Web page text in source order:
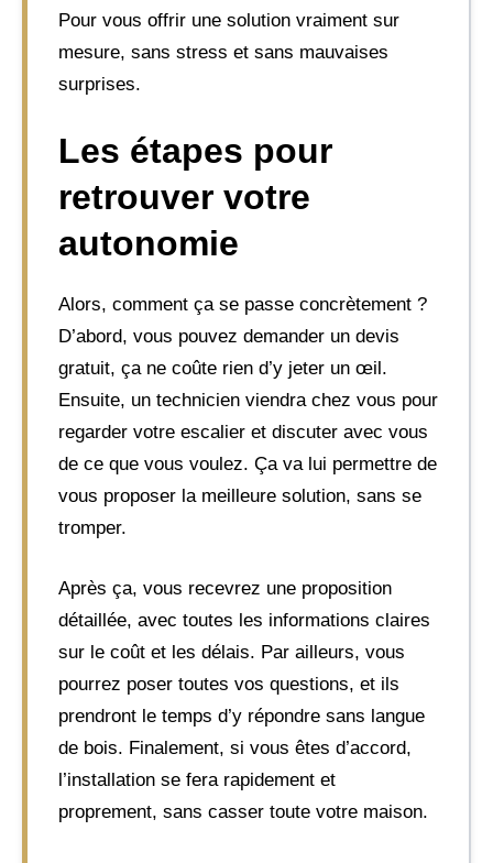
Pour vous offrir une solution vraiment sur
mesure, sans stress et sans mauvaises
surprises.
Les étapes pour
retrouver votre
autonomie
Alors, comment ça se passe concrètement ?
D’abord, vous pouvez demander un devis
gratuit, ça ne coûte rien d’y jeter un œil.
Ensuite, un technicien viendra chez vous pour
regarder votre escalier et discuter avec vous
de ce que vous voulez. Ça va lui permettre de
vous proposer la meilleure solution, sans se
tromper.
Après ça, vous recevrez une proposition
détaillée, avec toutes les informations claires
sur le coût et les délais. Par ailleurs, vous
pourrez poser toutes vos questions, et ils
prendront le temps d’y répondre sans langue
de bois. Finalement, si vous êtes d’accord,
l’installation se fera rapidement et
proprement, sans casser toute votre maison.